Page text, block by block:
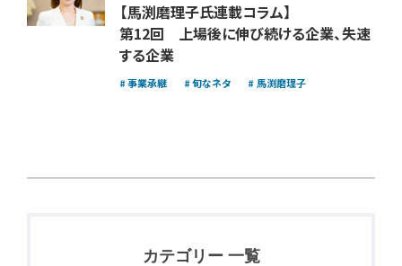
【馬渕磨理子氏連載コラム】
第12回 上場後に伸び続ける企業、失速
する企業
事業承継 旬なネタ 馬渕磨理子
カテゴリー 一覧